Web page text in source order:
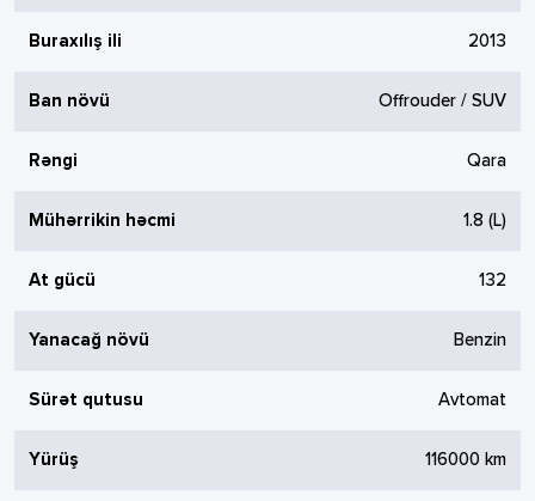
Buraxılış ili 2013
Ban növü Offrouder / SUV
Rəngi Qara
Mühərrikin həcmi 1.8 (L)
At gücü 132
Yanacağ növü Benzin
Sürət qutusu Avtomat
Yürüş 116000 km